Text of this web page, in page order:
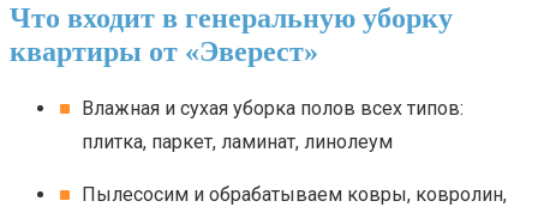
Что входит в генеральную уборку
квартиры от «Эверест»
Влажная и сухая уборка полов всех типов:
плитка, паркет, ламинат, линолеум
Пылесосим и обрабатываем ковры, ковролин,